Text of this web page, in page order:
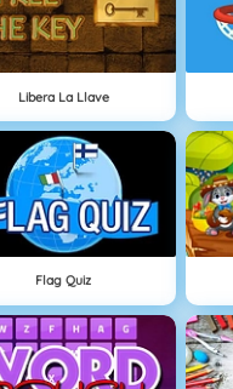
Libera La Llave
Flag Quiz